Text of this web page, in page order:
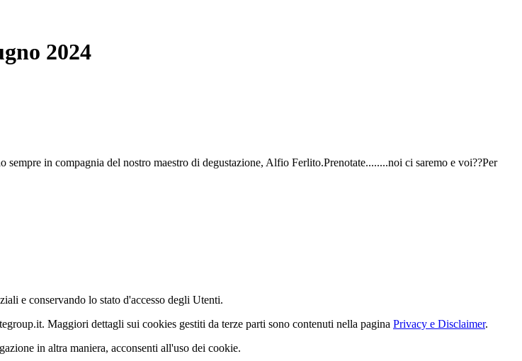
2024
in compagnia del nostro maestro di degustazione, Alfio Ferlito.Prenotate........noi ci saremo e voi??Per
e conservando lo stato d'accesso degli Utenti.
Maggiori dettagli sui cookies gestiti da terze parti sono contenuti nella pagina Privacy e Disclaimer.
in altra maniera, acconsenti all'uso dei cookie.